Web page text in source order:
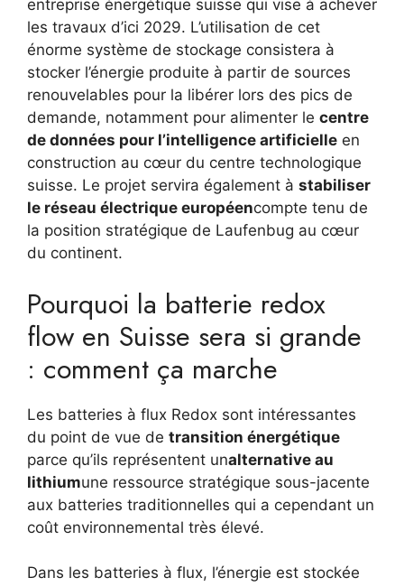
entreprise énergétique suisse qui vise à achever
les travaux d’ici 2029. L’utilisation de cet
énorme système de stockage consistera à
stocker l’énergie produite à partir de sources
renouvelables pour la libérer lors des pics de
demande, notamment pour alimenter le centre
de données pour l’intelligence artificielle en
construction au cœur du centre technologique
suisse. Le projet servira également à stabiliser
le réseau électrique européencompte tenu de
la position stratégique de Laufenbug au cœur
du continent.
Pourquoi la batterie redox
flow en Suisse sera si grande
: comment ça marche
Les batteries à flux Redox sont intéressantes
du point de vue de transition énergétique
parce qu’ils représentent unalternative au
lithiumune ressource stratégique sous-jacente
aux batteries traditionnelles qui a cependant un
coût environnemental très élevé.
Dans les batteries à flux, l’énergie est stockée